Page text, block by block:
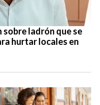
ladrón que se
hurtar locales en